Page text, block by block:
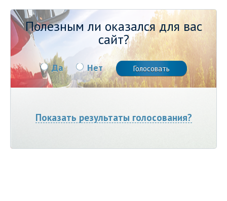
Полезным ли оказался для вас
сайт?
Да Нет
Показать результаты голосования?